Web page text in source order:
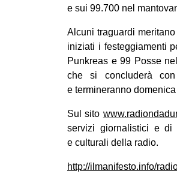
e sui 99.700 nel
Alcuni traguardi
iniziati i festeggiamenti
Punkreas e 99 Posse
che si concluderà
e termineranno
Sul sito
servizi giornalistici e di
e culturali della radio.
http://ilmanifesto.info/